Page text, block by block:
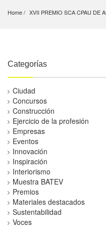
Home XVII PREMIO SCA CPAU DE
Categorías
Ciudad
Concursos
Construcción
Ejercicio de la profesión
Empresas
Eventos
Innovación
Inspiración
Interiorismo
Muestra BATEV
Premios
Materiales destacados
Sustentabilidad
Voces